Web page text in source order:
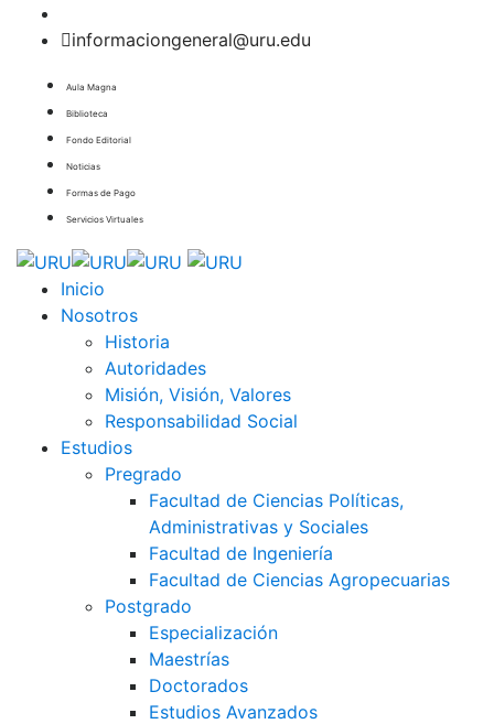
informaciongeneral@uru.edu
Aula Magna
Biblioteca
Fondo Editorial
Noticias
Formas de Pago
Servicios Virtuales
Inicio
Nosotros
Historia
Autoridades
Misión, Visión, Valores
Responsabilidad Social
Estudios
Pregrado
Facultad de Ciencias Políticas,
Administrativas y Sociales
Facultad de Ingeniería
Facultad de Ciencias Agropecuarias
Postgrado
Especialización
Maestrías
Doctorados
Estudios Avanzados